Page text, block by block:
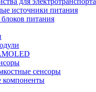
источники питания
питания
сенсоры
компоненты